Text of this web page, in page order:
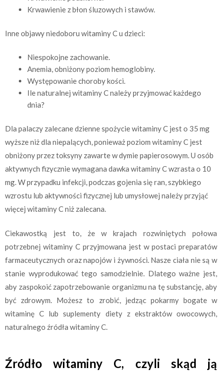
Krwawienie z błon śluzowych i stawów.
Inne objawy niedoboru witaminy C u dzieci:
Niespokojne zachowanie.
Anemia, obniżony poziom hemoglobiny.
Występowanie choroby kości.
Ile naturalnej witaminy C należy przyjmować każdego
dnia?
Dla palaczy zalecane dzienne spożycie witaminy C jest o 35 mg
wyższe niż dla niepalących, ponieważ poziom witaminy C jest
obniżony przez toksyny zawarte w dymie papierosowym. U osób
aktywnych fizycznie wymagana dawka witaminy C wzrasta o 10
mg. W przypadku infekcji, podczas gojenia się ran, szybkiego
wzrostu lub aktywności fizycznej lub umysłowej należy przyjąć
więcej witaminy C niż zalecana.
Ciekawostką jest to, że w krajach rozwiniętych połowa
potrzebnej witaminy C przyjmowana jest w postaci preparatów
farmaceutycznych oraz napojów i żywności. Nasze ciała nie są w
stanie wyprodukować tego samodzielnie. Dlatego ważne jest,
aby zaspokoić zapotrzebowanie organizmu na tę substancję, aby
być zdrowym. Możesz to zrobić, jedząc pokarmy bogate w
witaminę C lub suplementy diety z ekstraktów owocowych,
naturalnego źródła witaminy C.
Źródło witaminy C, czyli skąd ją